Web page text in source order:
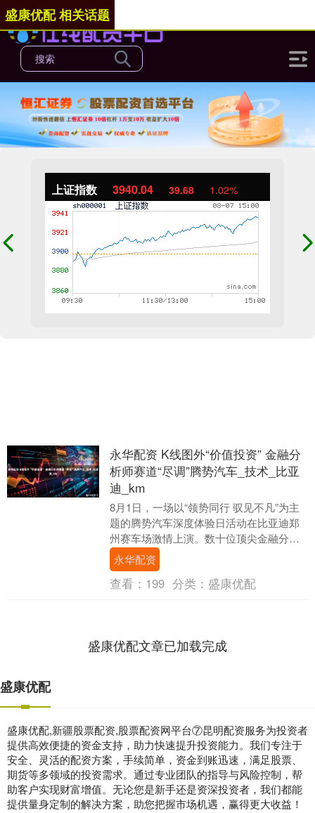
上证指数 3940.04 39.68 1.02%
盛康优配 相关话题
永华配资 K线图外“价值投资” 金融分
析师赛道“尽调”腾势汽车_技术_比亚
迪_km
8月1日，一场以“领势同行 驭见不凡”为主
题的腾势汽车深度体验日活动在比亚迪郑
州赛车场激情上演。数十位顶尖金融分析
师放下K线图与研究报告，化身赛道“玩
家”，零距....
永华配资
查看： 199 分类： 盛康优配
盛康优配文章已加载完成
盛康优配
盛康优配,新疆股票配资,股票配资网平台⑦昆明配资服务为投资者
提供高效便捷的资金支持，助力快速提升投资能力。我们专注于
安全、灵活的配资方案，手续简单，资金到账迅速，满足股票、
期货等多领域的投资需求。通过专业团队的指导与风险控制，帮
助客户实现财富增值。无论您是新手还是资深投资者，我们都能
提供量身定制的解决方案，助您把握市场机遇，赢得更大收益！